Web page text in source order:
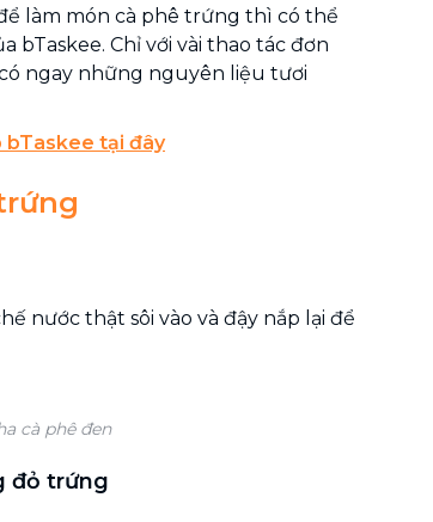
làm món cà phê trứng thì có thể
bTaskee. Chỉ với vài thao tác đơn
ngay những nguyên liệu tươi
bTaskee tại đây
nước thật sôi vào và đậy nắp lại để
cà phê đen
đỏ trứng